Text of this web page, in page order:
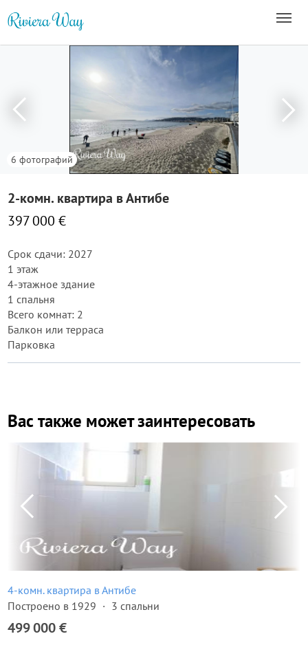
6 фотографий
2-комн. квартира в Антибе
397 000 €
Срок сдачи: 2027
1 этаж
4-этажное здание
1 спальня
Всего комнат: 2
Балкон или терраса
Парковка
Вас также может заинтересовать
4-комн. квартира в Антибе
Построено в 1929
3 спальни
499 000 €